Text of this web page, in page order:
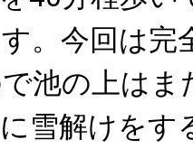
。今回は完
池の上はま
雪解けをす